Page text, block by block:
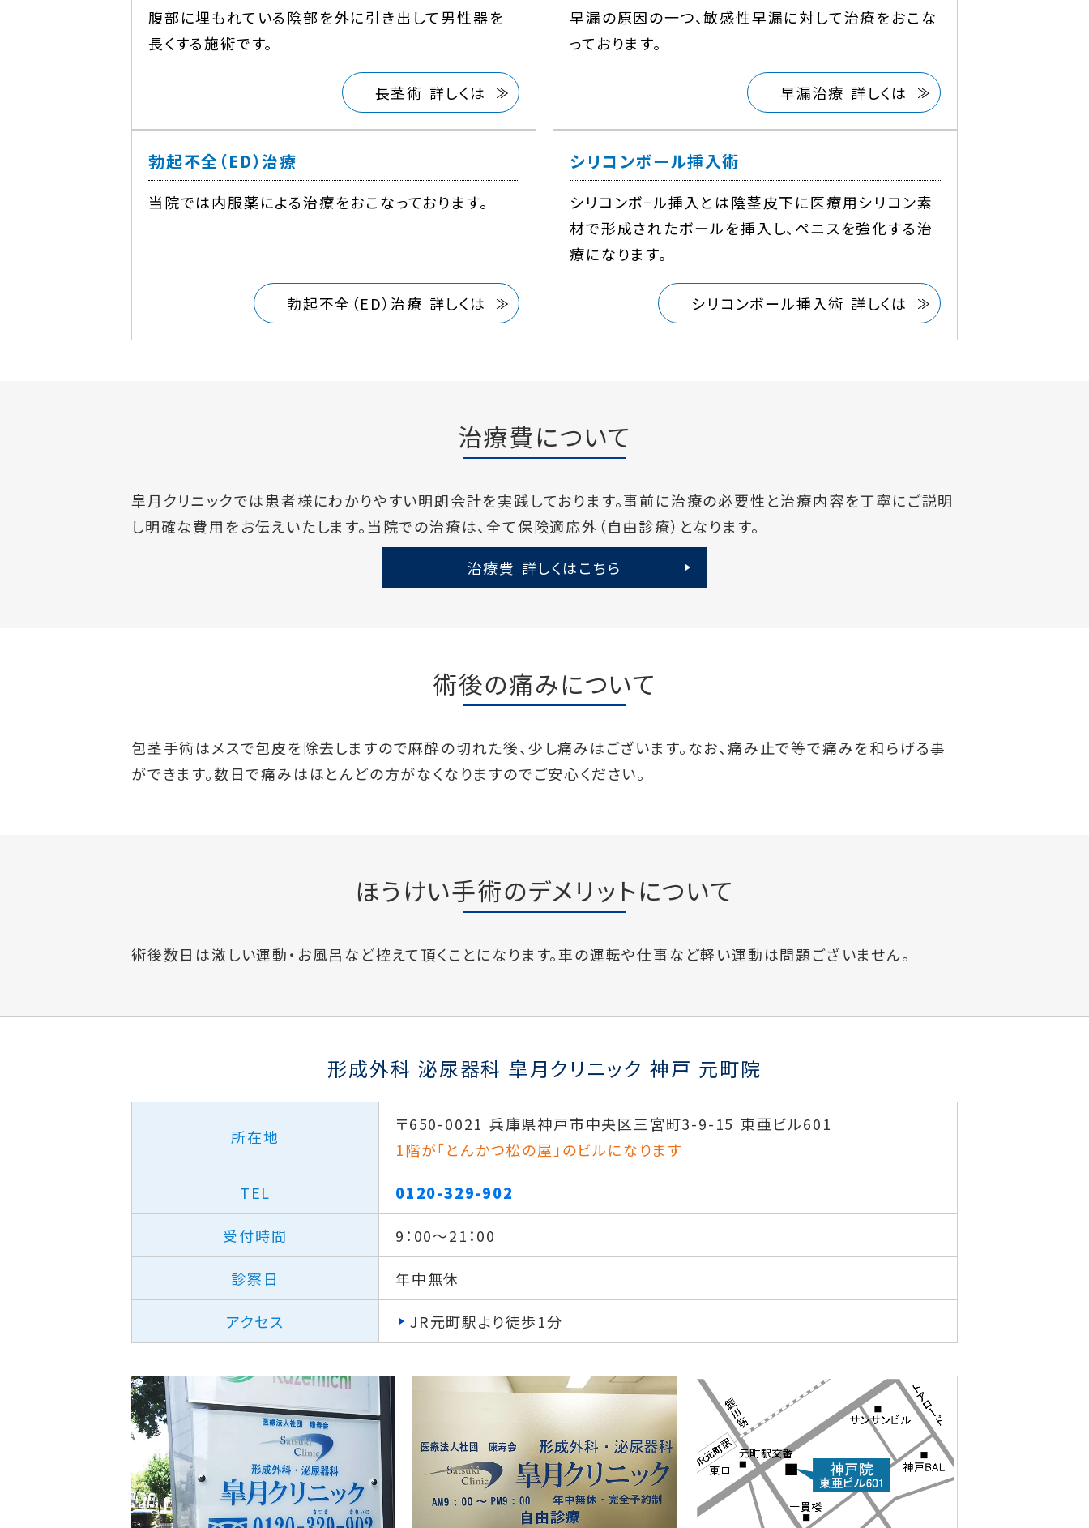
腹部に埋もれている陰部を外に引き出して男性器を
長くする施術です。
長茎術 詳しくは
早漏の原因の一つ、敏感性早漏に対して治療をおこな
っております。
早漏治療 詳しくは
勃起不全（ED）治療
当院では内服薬による治療をおこなっております。
勃起不全（ED）治療 詳しくは
シリコンボール挿入術
シリコンボ−ル挿入とは陰茎皮下に医療用シリコン素
材で形成されたボールを挿入し、ペニスを強化する治
療になります。
シリコンボール挿入術 詳しくは
治療費について
皐月クリニックでは患者様にわかりやすい明朗会計を実践しております。事前に治療の必要性と治療内容を丁寧にご説明
し明確な費用をお伝えいたします。当院での治療は、全て保険適応外（自由診療）となります。
治療費 詳しくはこちら
術後の痛みについて
包茎手術はメスで包皮を除去しますので麻酔の切れた後、少し痛みはございます。なお、痛み止で等で痛みを和らげる事
ができます。数日で痛みはほとんどの方がなくなりますのでご安心ください。
ほうけい手術のデメリットについて
術後数日は激しい運動・お風呂など控えて頂くことになります。車の運転や仕事など軽い運動は問題ございません。
形成外科 泌尿器科 皐月クリニック 神戸 元町院
所在地
〒650-0021 兵庫県神戸市中央区三宮町3-9-15 東亜ビル601
1階が「とんかつ松の屋」のビルになります
TEL 0120-329-902
受付時間 9：00～21：00
診察日 年中無休
アクセス JR元町駅より徒歩1分